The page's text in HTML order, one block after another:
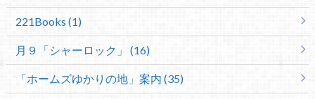
221Books (1)
月９「シャーロック」 (16)
「ホームズゆかりの地」案内 (35)